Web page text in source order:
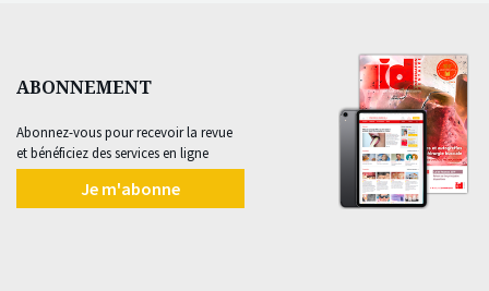
ABONNEMENT
Abonnez-vous pour recevoir la revue
et bénéficiez des services en ligne
Je m'abonne